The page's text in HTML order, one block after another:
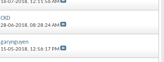
16-07-2018, 12:11:56 AM
CKD
28-06-2018,08:28:24 AM
garynguyen
15-05-2018, 12:56:17 PM